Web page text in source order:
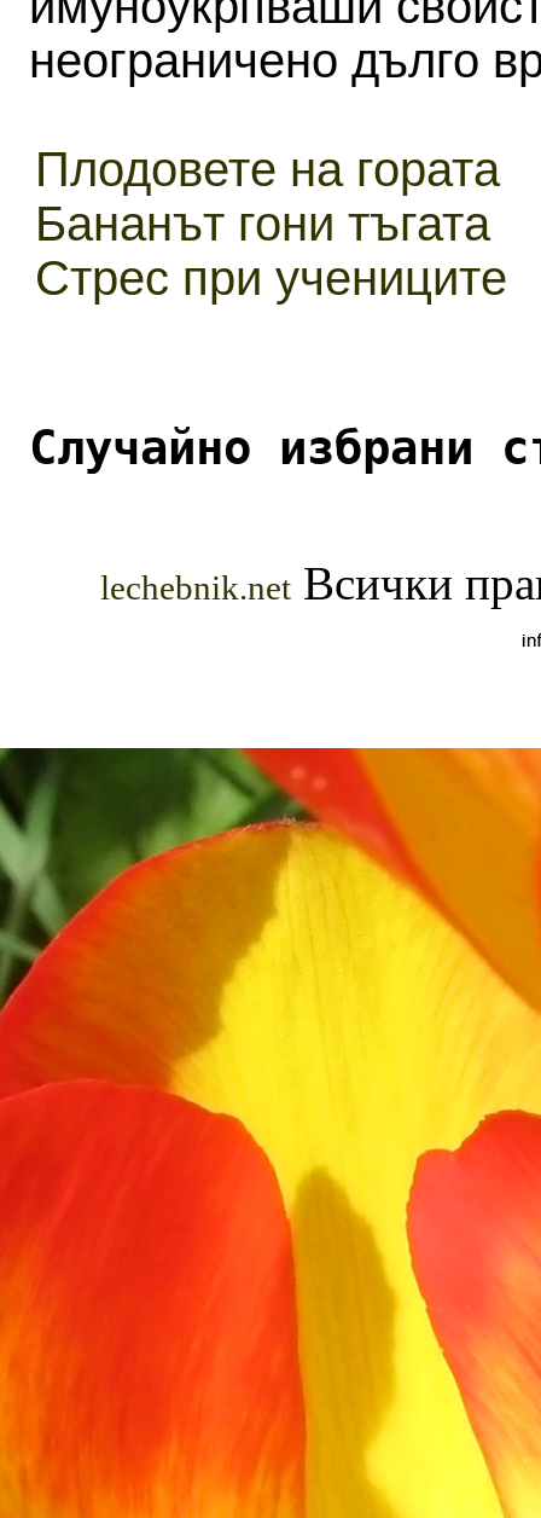
неограничено дълго
Плодовете на гората
Бананът гони тъгата
Стрес при учениците
Случайно избрани
lechebnik.netВсички